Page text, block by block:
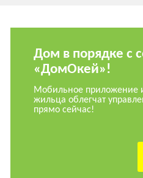
Дом в порядке с
«ДомОкей»!
Мобильное приложение
жильца облегчат
прямо сейчас!